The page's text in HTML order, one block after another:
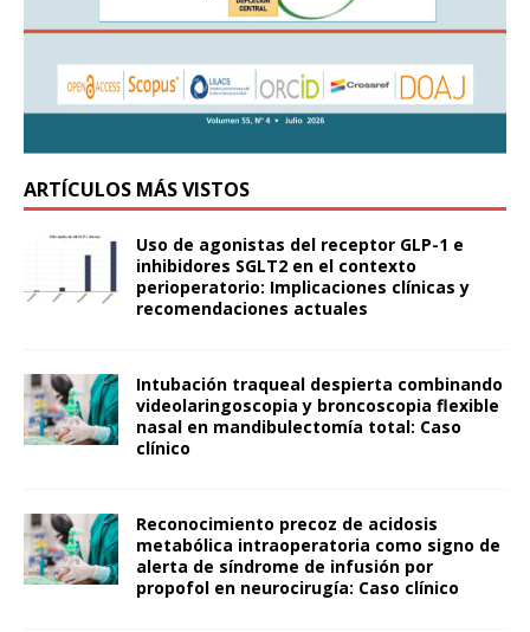
ARTÍCULOS MÁS VISTOS
Uso de agonistas del receptor GLP-1 e
inhibidores SGLT2 en el contexto
perioperatorio: Implicaciones clínicas y
recomendaciones actuales
Intubación traqueal despierta combinando
videolaringoscopia y broncoscopia flexible
nasal en mandibulectomía total: Caso
clínico
Reconocimiento precoz de acidosis
metabólica intraoperatoria como signo de
alerta de síndrome de infusión por
propofol en neurocirugía: Caso clínico